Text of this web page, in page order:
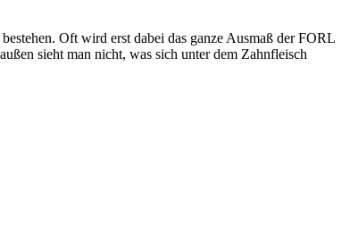
Oft wird erst dabei das ganze Ausmaß der FORL
sieht man nicht, was sich unter dem Zahnfleisch